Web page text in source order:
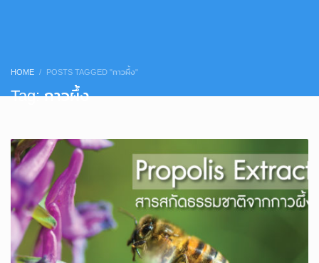
HOME POSTS TAGGED "กาวผึ้ง"
Tag: กาวผึ้ง